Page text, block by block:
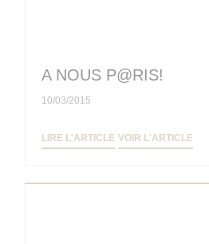
A NOUS P@RIS!
10/03/2015
LIRE L'ARTICLE ((OUVRE UNE
VOIR L'ARTICLE